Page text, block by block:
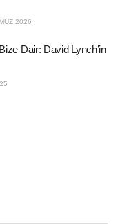
2026
Dair: David Lynch’in